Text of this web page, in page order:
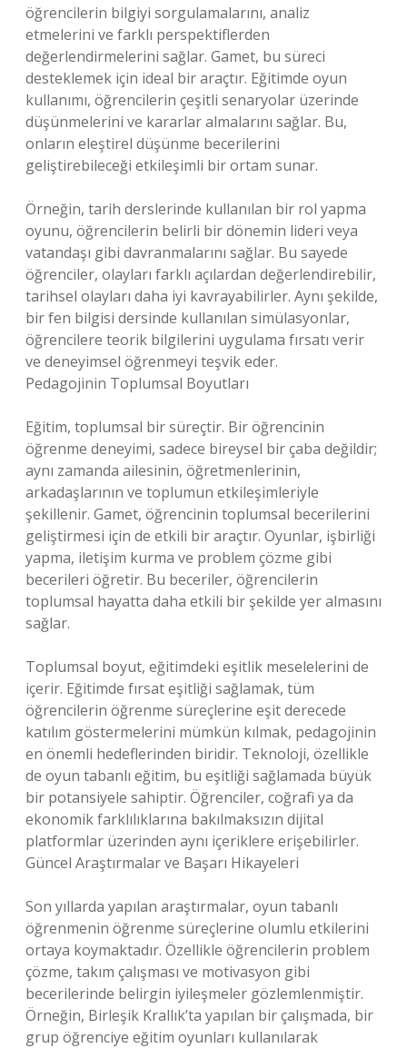
öğrencilerin bilgiyi sorgulamalarını, analiz
etmelerini ve farklı perspektiflerden
değerlendirmelerini sağlar. Gamet, bu süreci
desteklemek için ideal bir araçtır. Eğitimde oyun
kullanımı, öğrencilerin çeşitli senaryolar üzerinde
düşünmelerini ve kararlar almalarını sağlar. Bu,
onların eleştirel düşünme becerilerini
geliştirebileceği etkileşimli bir ortam sunar.
Örneğin, tarih derslerinde kullanılan bir rol yapma
oyunu, öğrencilerin belirli bir dönemin lideri veya
vatandaşı gibi davranmalarını sağlar. Bu sayede
öğrenciler, olayları farklı açılardan değerlendirebilir,
tarihsel olayları daha iyi kavrayabilirler. Aynı şekilde,
bir fen bilgisi dersinde kullanılan simülasyonlar,
öğrencilere teorik bilgilerini uygulama fırsatı verir
ve deneyimsel öğrenmeyi teşvik eder.
Pedagojinin Toplumsal Boyutları
Eğitim, toplumsal bir süreçtir. Bir öğrencinin
öğrenme deneyimi, sadece bireysel bir çaba değildir;
aynı zamanda ailesinin, öğretmenlerinin,
arkadaşlarının ve toplumun etkileşimleriyle
şekillenir. Gamet, öğrencinin toplumsal becerilerini
geliştirmesi için de etkili bir araçtır. Oyunlar, işbirliği
yapma, iletişim kurma ve problem çözme gibi
becerileri öğretir. Bu beceriler, öğrencilerin
toplumsal hayatta daha etkili bir şekilde yer almasını
sağlar.
Toplumsal boyut, eğitimdeki eşitlik meselelerini de
içerir. Eğitimde fırsat eşitliği sağlamak, tüm
öğrencilerin öğrenme süreçlerine eşit derecede
katılım göstermelerini mümkün kılmak, pedagojinin
en önemli hedeflerinden biridir. Teknoloji, özellikle
de oyun tabanlı eğitim, bu eşitliği sağlamada büyük
bir potansiyele sahiptir. Öğrenciler, coğrafi ya da
ekonomik farklılıklarına bakılmaksızın dijital
platformlar üzerinden aynı içeriklere erişebilirler.
Güncel Araştırmalar ve Başarı Hikayeleri
Son yıllarda yapılan araştırmalar, oyun tabanlı
öğrenmenin öğrenme süreçlerine olumlu etkilerini
ortaya koymaktadır. Özellikle öğrencilerin problem
çözme, takım çalışması ve motivasyon gibi
becerilerinde belirgin iyileşmeler gözlemlenmiştir.
Örneğin, Birleşik Krallık’ta yapılan bir çalışmada, bir
grup öğrenciye eğitim oyunları kullanılarak